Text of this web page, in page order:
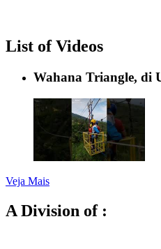
List of Videos
Wahana Triangle, di
Veja Mais
A Division of :